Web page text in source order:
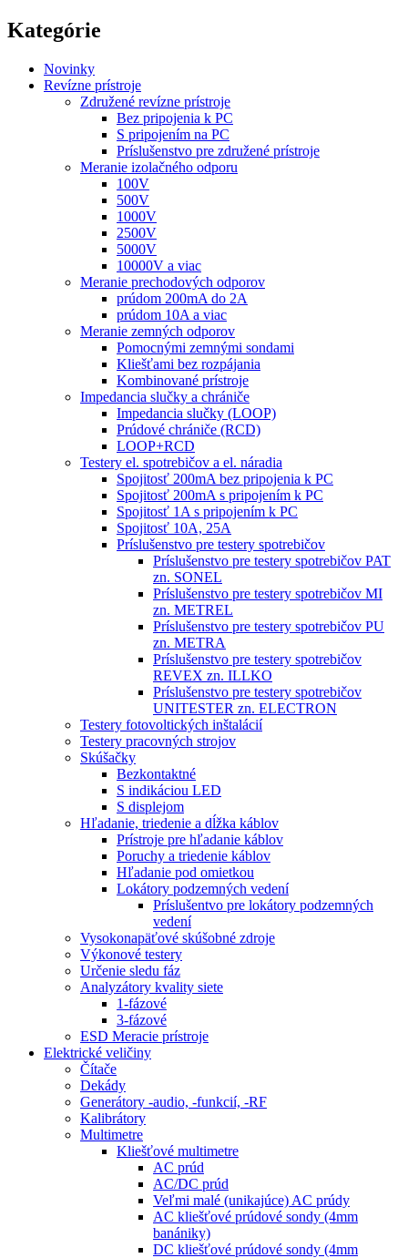
Kategórie
Novinky
Revízne prístroje
Združené revízne prístroje
Bez pripojenia k PC
S pripojením na PC
Príslušenstvo pre združené prístroje
Meranie izolačného odporu
100V
500V
1000V
2500V
5000V
10000V a viac
Meranie prechodových odporov
prúdom 200mA do 2A
prúdom 10A a viac
Meranie zemných odporov
Pomocnými zemnými sondami
Kliešťami bez rozpájania
Kombinované prístroje
Impedancia slučky a chrániče
Impedancia slučky (LOOP)
Prúdové chrániče (RCD)
LOOP+RCD
Testery el. spotrebičov a el. náradia
Spojitosť 200mA bez pripojenia k PC
Spojitosť 200mA s pripojením k PC
Spojitosť 1A s pripojením k PC
Spojitosť 10A, 25A
Príslušenstvo pre testery spotrebičov
Príslušenstvo pre testery spotrebičov PAT
zn. SONEL
Príslušenstvo pre testery spotrebičov MI
zn. METREL
Príslušenstvo pre testery spotrebičov PU
zn. METRA
Príslušenstvo pre testery spotrebičov
REVEX zn. ILLKO
Príslušenstvo pre testery spotrebičov
UNITESTER zn. ELECTRON
Testery fotovoltických inštalácií
Testery pracovných strojov
Skúšačky
Bezkontaktné
S indikáciou LED
S displejom
Hľadanie, triedenie a dĺžka káblov
Prístroje pre hľadanie káblov
Poruchy a triedenie káblov
Hľadanie pod omietkou
Lokátory podzemných vedení
Príslušentvo pre lokátory podzemných
vedení
Vysokonapäťové skúšobné zdroje
Výkonové testery
Určenie sledu fáz
Analyzátory kvality siete
1-fázové
3-fázové
ESD Meracie prístroje
Elektrické veličiny
Čítače
Dekády
Generátory -audio, -funkcií, -RF
Kalibrátory
Multimetre
Kliešťové multimetre
AC prúd
AC/DC prúd
Veľmi malé (unikajúce) AC prúdy
AC kliešťové prúdové sondy (4mm
banániky)
DC kliešťové prúdové sondy (4mm